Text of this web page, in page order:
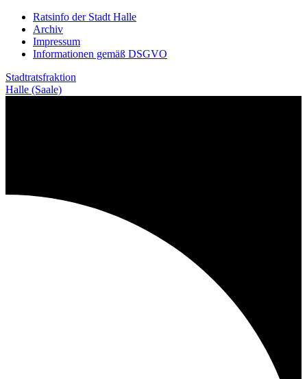
Weiter
zum
Inhalt
Ratsinfo der Stadt Halle
Archiv
Impressum
Informationen gemäß DSGVO
Stadtratsfraktion
Halle (Saale)